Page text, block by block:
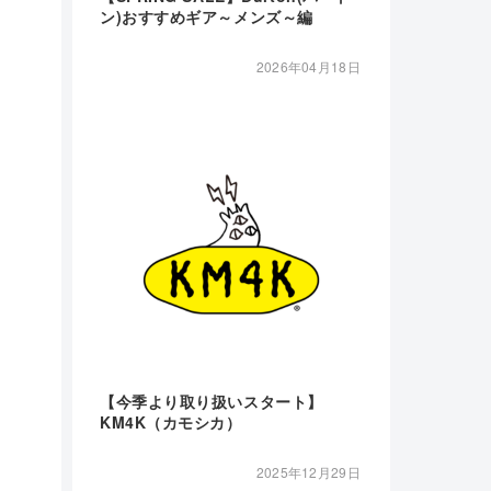
ン)おすすめギア～メンズ～編
2026年04月18日
【今季より取り扱いスタート】
KM4K（カモシカ）
2025年12月29日